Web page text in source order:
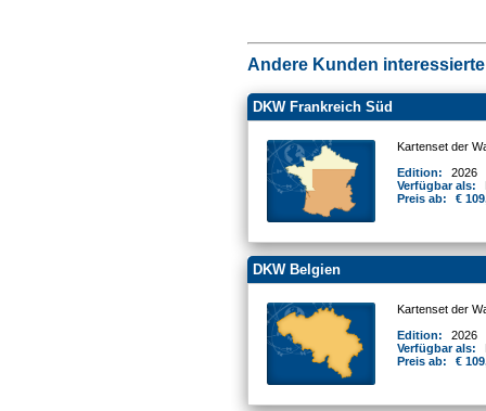
Andere Kunden
DKW Frankreich Süd
Kartenset der
Edition:
2026
Verfügbar als:
Preis ab:
€
DKW Belgien
Kartenset der
Edition:
2026
Verfügbar als:
Preis ab:
€